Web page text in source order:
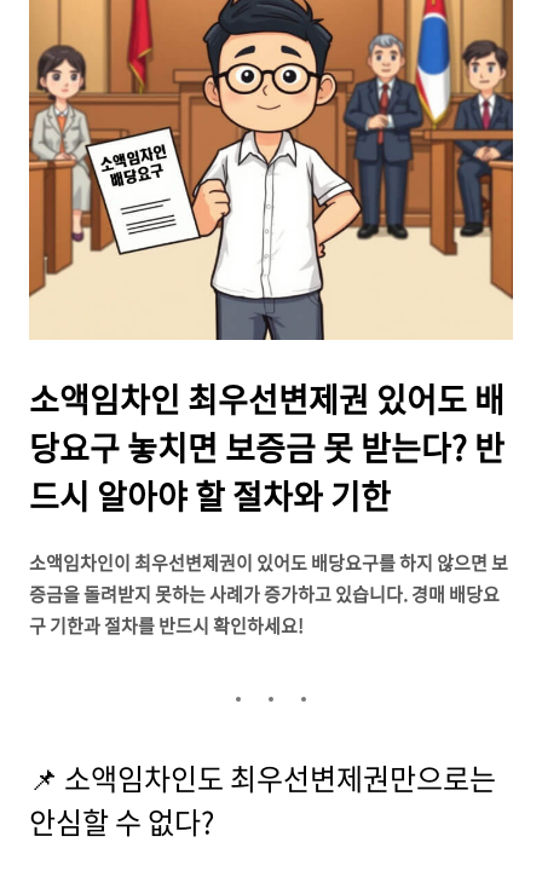
소액임차인 최우선변제권 있어도 배
당요구 놓치면 보증금 못 받는다? 반
드시 알아야 할 절차와 기한
소액임차인이 최우선변제권이 있어도 배당요구를 하지 않으면 보
증금을 돌려받지 못하는 사례가 증가하고 있습니다. 경매 배당요
구 기한과 절차를 반드시 확인하세요!
📌 소액임차인도 최우선변제권만으로는
안심할 수 없다?